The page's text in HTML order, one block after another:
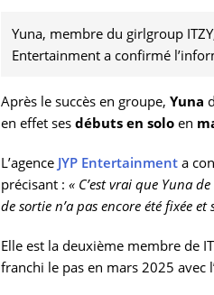
Yuna, membre du girlgroup
Entertainment a confirmé
Après le succès en groupe, Yuna
en effet ses débuts en solo en
L’agence JYP Entertainment a
précisant : « C’est vrai que Yuna
de sortie n’a pas encore été fixée
Elle est la deuxième membre de
franchi le pas en mars 2025 avec